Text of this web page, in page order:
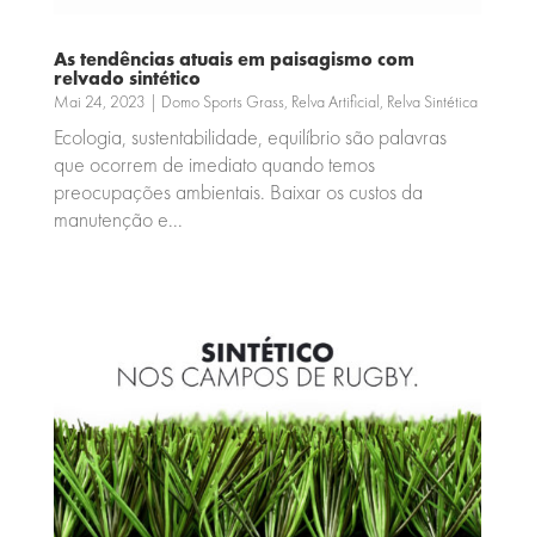
As tendências atuais em paisagismo com
relvado sintético
Mai 24, 2023 Domo Sports Grass, Relva Artificial , Relva Sintética
Ecologia, sustentabilidade, equilíbrio são palavras
que ocorrem de imediato quando temos
preocupações ambientais. Baixar os custos da
manutenção e...